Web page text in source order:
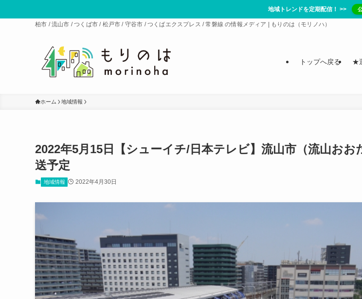
地域トレンドを定期配信！ >>
柏市 / 流山市 / つくば市 / 松戸市 / 守谷市 / つくばエクスプレス / 常磐線 の情報メディア | もりのは（モリノハ）
トップへ戻る ★
ホーム 地域情報
2022年5月15日【シューイチ/日本テレビ】流山市（流山おお
送予定
地域情報 2022年4月30日